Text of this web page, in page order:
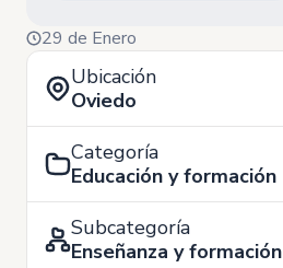
29 de Enero
Ubicación
Oviedo
Categoría
Educación y formación
Subcategoría
Enseñanza y formación